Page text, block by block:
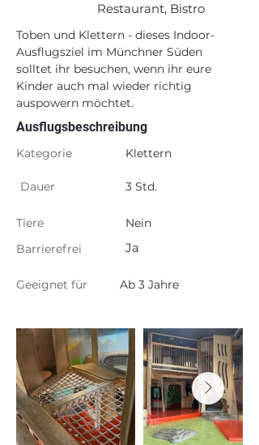
Restaurant, Bistro
Toben und Klettern - dieses Indoor-
Ausflugsziel im Münchner Süden
solltet ihr besuchen, wenn ihr eure
Kinder auch mal wieder richtig
auspowern möchtet.
Ausflugsbeschreibung
Kategorie Klettern
Dauer 3 Std.
Tiere
Nein
Barrierefrei
Ja
Geeignet für Ab 3 Jahre